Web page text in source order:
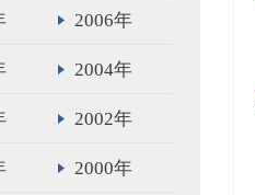
2006年
2004年
2002年
2000年